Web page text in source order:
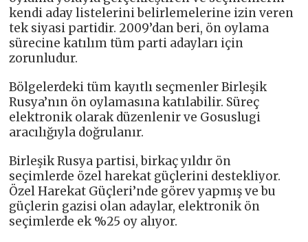
kendi aday listelerini belirlemelerine izin veren
tek siyasi partidir. 2009’dan beri, ön oylama
sürecine katılım tüm parti adayları için
zorunludur.
Bölgelerdeki tüm kayıtlı seçmenler Birleşik
Rusya’nın ön oylamasına katılabilir. Süreç
elektronik olarak düzenlenir ve Gosuslugi
aracılığıyla doğrulanır.
Birleşik Rusya partisi, birkaç yıldır ön
seçimlerde özel harekat güçlerini destekliyor.
Özel Harekat Güçleri’nde görev yapmış ve bu
güçlerin gazisi olan adaylar, elektronik ön
seçimlerde ek %25 oy alıyor.